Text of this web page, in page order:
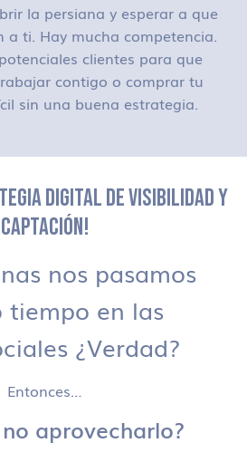
la persiana y esperar a que
a ti. Hay mucha competencia.
clientes para que
contigo o comprar tu
sin una buena estrategia.
DIGITAL DE VISIBILIDAD Y
CAPTACIÓN!
nos pasamos
tiempo en las
¿Verdad?
Entonces…
aprovecharlo?